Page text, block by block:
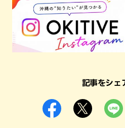
記事をシェ